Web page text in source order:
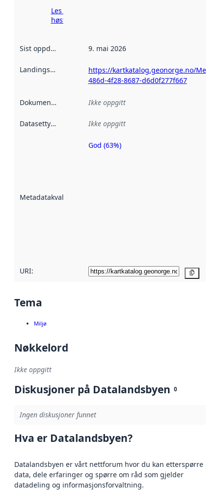
Les mer om
høsting her
Sist oppdatert 9. mai 2026
Landingsside
https://kartkatalog.geonorge.no/
486d-4f28-8687-d6d0f277f667
Dokumentasjon Ikke oppgitt
Datasettype Ikke oppgitt
Metadatakvalitet
Metadatakvalitet
God (63%)
URI:
Tema
Miljø
Nøkkelord
Ikke oppgitt
Diskusjoner på Datalandsbyen 0
Ingen diskusjoner funnet
Hva er Datalandsbyen?
Datalandsbyen er vårt nettforum hvor du kan etterspørre
data, dele erfaringer og spørre om råd som gjelder
datadeling og informasjonsforvaltning.